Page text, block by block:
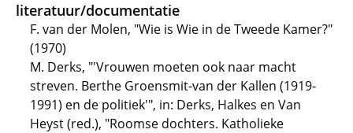
literatuur/documentatie
F. van der Molen, "Wie is Wie in de Tweede Kamer?"
(1970)
M. Derks, "'Vrouwen moeten ook naar macht
streven. Berthe Groensmit-van der Kallen (1919-
1991) en de politiek'", in: Derks, Halkes en Van
Heyst (red.), "Roomse dochters. Katholieke